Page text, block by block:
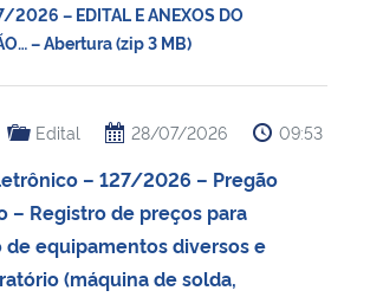
– EDITAL E ANEXOS DO
– Abertura (zip 3 MB)
Edital 28/07/2026 09:53
– 127/2026 – Pregão
– Registro de preços para
de equipamentos diversos e
(máquina de solda,